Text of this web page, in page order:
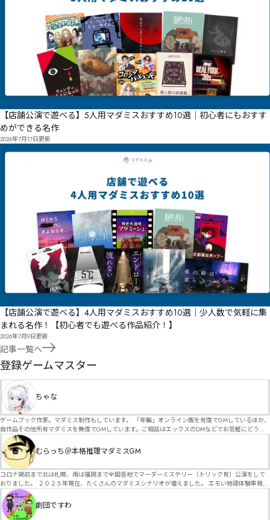
【店舗公演で遊べる】5人用マダミスおすすめ10選｜初心者にもおすす
めができる名作
2026年7月17日更新
【店舗公演で遊べる】4人用マダミスおすすめ10選｜少人数で気軽に集
まれる名作！【初心者でも遊べる作品紹介！】
2026年7月9日更新
記事一覧へ
GM
登録ゲームマスター
ちゃな
ゲームブック作家。マダミス制作もしています。 「年輪」オンライン版を有償でGMしているほか、
自作品その他所有マダミスを無償でGMしています。ご相談はエックスのDMなどでお気軽にどう
ぞ。
むらっち＠本格推理マダミスGM
コロナ禍前まで北は札幌、南は福岡まで全国各地でマーダーミステリー（トリック有）公演をして
おりました。 ２０２５年現在、たくさんのマダミスシナリオが増えました。 エモい物語体験重視の
シナリオがマダミス・マーダーミステリーというジャンル名でたくさんあるため、そのようなシナ
リオは簡単に遊べます。 しかし、２～３時間ずっと考え＆議論して、見たことないトリックが解け
る閃きや犯人として逃げ切る楽しみのある本格推理マーダーミステリーを見つけることが難しくな
劇団ですわ